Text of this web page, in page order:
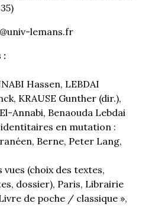
lemans.fr
:
Hassen, LEBDAI
KRAUSE Gunther (dir.),
Annabi, Benaouda Lebdai
en mutation :
Berne, Peter Lang,
vues (choix des textes,
dossier), Paris, Librairie
de poche / classique »,